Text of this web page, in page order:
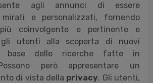
agli annunci di essere
mirati e personalizzati, fornendo
più coinvolgente e pertinente e
gli utenti alla scoperta di nuovi
base delle ricerche fatte in
però appresentare un
di vista della privacy. Gli utenti,